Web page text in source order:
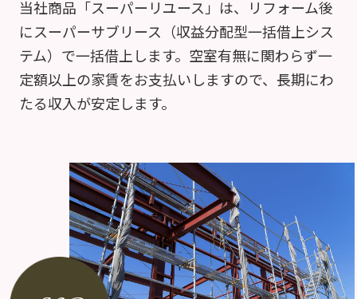
当社商品「スーパーリユース」は、リフォーム後
にスーパーサブリース（収益分配型一括借上シス
テム）で一括借上します。空室有無に関わらず一
定額以上の家賃をお支払いしますので、長期にわ
たる収入が安定します。